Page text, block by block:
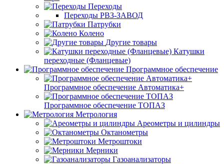
Переходы
Переходы РВЗ-ЗАВОД
Патрубки
Колено
Другие товары
Катушки
переходные (Фланцевые)
Программное обеспечение
Программное обеспечение Автоматика+
Программное обеспечение ТОПАЗ
Метрология
Ареометры и цилиндры
Октанометры
Метроштоки
Мерники
Газоанализаторы